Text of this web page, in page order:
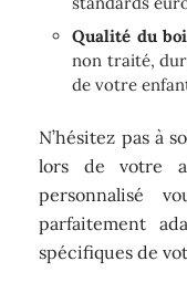
Qualité du
non traité,
de votre
N’hésitez pas à
lors de votre
personnalisé
parfaitement
spécifiques de